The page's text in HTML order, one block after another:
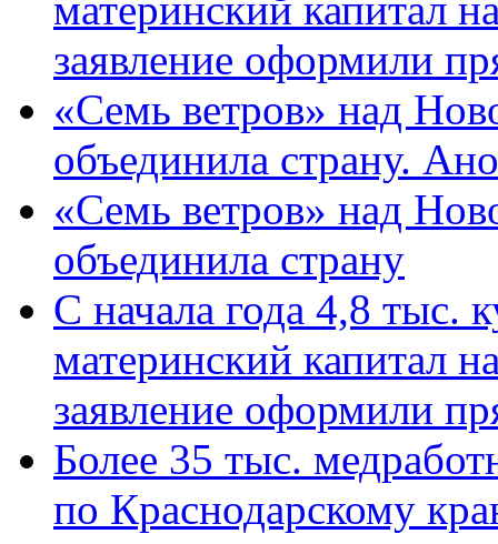
материнский капитал
заявление оформили
«Семь ветров» над
объединила страну.
«Семь ветров» над
объединила страну
С начала года 4,8 тыс.
материнский капитал
заявление оформили
Более 35 тыс.
по Краснодарскому